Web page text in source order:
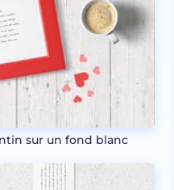
sur un fond blanc